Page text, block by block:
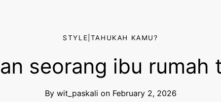
STYLE|TAHUKAH KAMU?
seorang ibu rumah
By wit_paskali on February 2, 2026